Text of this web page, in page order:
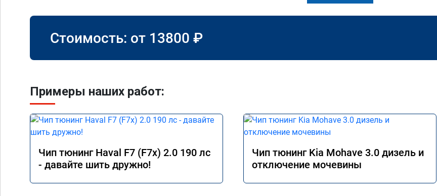
Стоимость: от 13800 ₽
Примеры наших работ:
Чип тюнинг Haval F7 (F7x) 2.0 190 лс
- давайте шить дружно!
Чип тюнинг Kia Mohave 3.0 дизель и
отключение мочевины